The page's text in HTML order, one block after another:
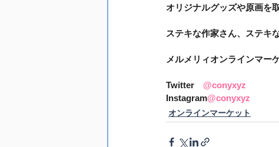
オリジナルグッズや原画を
ステキな作家さん、ステキ
メルメリィオンラインマー
Twitter @conyxyz
Instagram@conyxyz
オンラインマーケット